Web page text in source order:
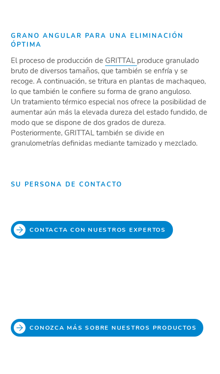
GRANO ANGULAR PARA UNA ELIMINACIÓN
ÓPTIMA
El proceso de producción de GRITTAL produce granulado
bruto de diversos tamaños, que también se enfría y se
recoge. A continuación, se tritura en plantas de machaqueo,
lo que también le confiere su forma de grano anguloso.
Un tratamiento térmico especial nos ofrece la posibilidad de
aumentar aún más la elevada dureza del estado fundido, de
modo que se dispone de dos grados de dureza.
Posteriormente, GRITTAL también se divide en
granulometrías definidas mediante tamizado y mezclado.
SU PERSONA DE CONTACTO
CONTACTA CON NUESTROS EXPERTOS
CONOZCA MÁS SOBRE NUESTROS PRODUCTOS